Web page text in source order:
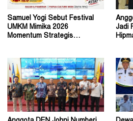
Samuel Yogi Sebut Festival
UMKM Mimika 2026
Momentum Strategis
Jadi